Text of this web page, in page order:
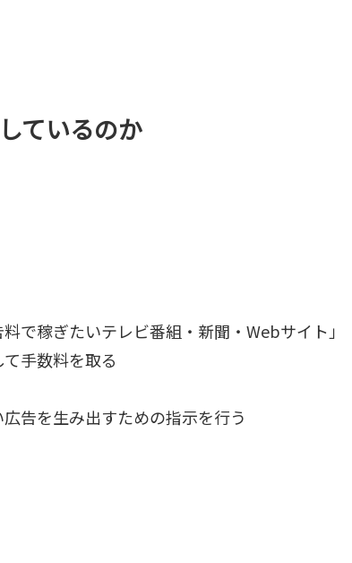
ているのか
で稼ぎたいテレビ番組・新聞・Webサイト」
手数料を取る
告を生み出すための指示を行う